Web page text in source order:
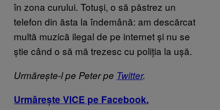
în zona curului. Totuși, o să păstrez un
telefon din ăsta la îndemână: am descărcat
multă muzică ilegal de pe internet și nu se
știe când o să mă trezesc cu poliția la ușă.
Urmărește-l pe Peter pe Twitter.
Urmărește VICE pe Facebook.